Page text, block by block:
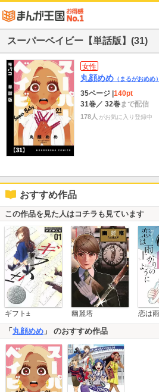
スーパーベイビー【単話版】(31)
女性
丸顔めめ （まるがおめめ）
35ページ 140pt
31巻／ 32巻まで配信
178人 がお気に入り登録中
おすすめ作品
この作品を見た人はコチラも見ています
ギフト± 幽麗塔
「 丸顔めめ 」 のおすすめ作品